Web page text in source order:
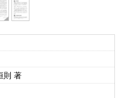
則 著